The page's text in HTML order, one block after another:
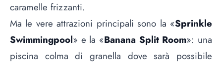
caramelle frizzanti.
Ma le vere attrazioni principali sono la «Sprinkle
Swimmingpool» e la «Banana Split Room»: una
piscina colma di granella dove sarà possibile